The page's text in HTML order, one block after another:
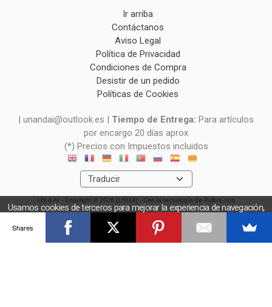
Ir arriba
Contáctanos
Aviso Legal
Política de Privacidad
Condiciones de Compra
Desistir de un pedido
Políticas de Cookies
| unandai@outlook.es | Tiempo de Entrega: Para artículos
por encargo 20 días aprox
(*) Precios con Impuestos incluidos
UN & AI - Copyright © 2026 [15614] - Con la tecnología de Palbin.com
Usamos cookies de terceros para mejorar la experiencia de navegación,
y obtener estadísticas anónimas. Si continúa navegando consideramos
que acepta el uso de cookies.
OK Más información
Shares